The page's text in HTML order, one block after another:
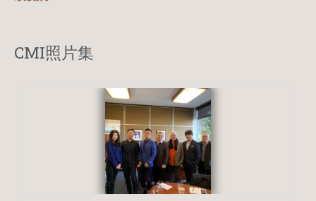
CMI照片集